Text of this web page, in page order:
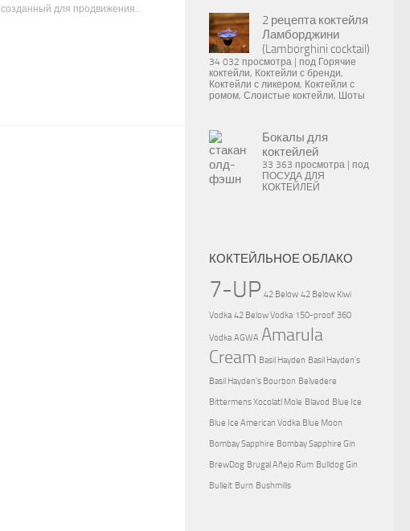
созданный для продвижения...
2 рецепта коктейля
Ламборджини
(Lamborghini cocktail)
34 032 просмотра под Горячие
коктейли, Коктейли с бренди,
Коктейли с ликером, Коктейли с
ромом, Слоистые коктейли, Шоты
Бокалы для
коктейлей
33 363 просмотра
под
ПОСУДА ДЛЯ
КОКТЕЙЛЕЙ
КОКТЕЙЛЬНОЕ ОБЛАКО
7-UP 42 Below 42 Below Kiwi
Vodka 42 Below Vodka 150-proof 360
Vodka AGWA Amarula
Cream Basil Hayden Basil Hayden's
Basil Hayden's Bourbon Belvedere
Bittermens Xocolatl Mole Blavod Blue Ice
Blue Ice American Vodka Blue Moon
Bombay Sapphire Bombay Sapphire Gin
BrewDog Brugal Añejo Rum Bulldog Gin
Bulleit Burn Bushmills